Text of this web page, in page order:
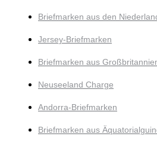
Briefmarken aus den
Jersey-Briefmarken
Briefmarken aus
Neuseeland Charge
Andorra-Briefmarken
Briefmarken aus